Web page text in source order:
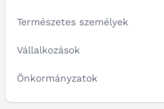
Természetes személyek
Vállalkozások
Önkormányzatok